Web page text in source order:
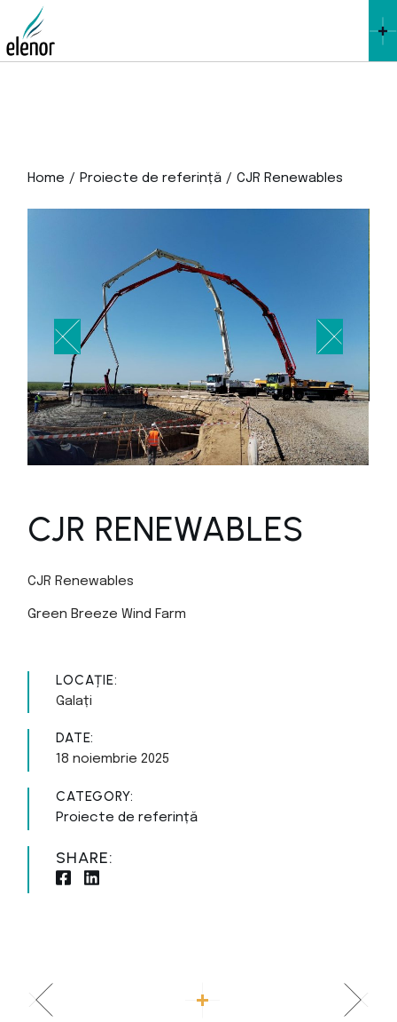
content
Home Proiecte de referință CJR Renewables
CJR RENEWABLES
CJR Renewables
Green Breeze Wind Farm
LOCAȚIE:
Galați
DATE:
18 noiembrie 2025
CATEGORY:
Proiecte de referință
SHARE: